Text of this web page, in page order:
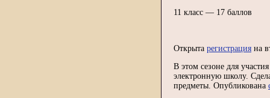
11 класс — 17 баллов
Открыта регистрация на
В этом сезоне для
электронную школу.
предметы. Опубликована